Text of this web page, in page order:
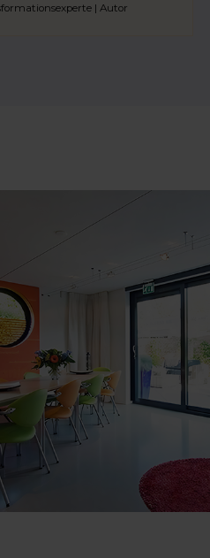
| Autor